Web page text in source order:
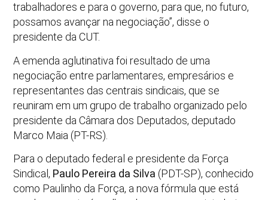
trabalhadores e para o governo, para que, no futuro,
possamos avançar na negociação”, disse o
presidente da CUT.
A emenda aglutinativa foi resultado de uma
negociação entre parlamentares, empresários e
representantes das centrais sindicais, que se
reuniram em um grupo de trabalho organizado pelo
presidente da Câmara dos Deputados, deputado
Marco Maia (PT-RS).
Para o deputado federal e presidente da Força
Sindical, Paulo Pereira da Silva (PDT-SP), conhecido
como Paulinho da Força, a nova fórmula que está